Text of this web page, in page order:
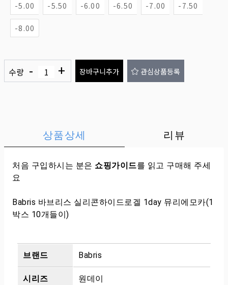
-5.00 -5.50 -6.00 -6.50 -7.00 -7.50
-8.00
수량 - + 장바구니추가 관심상품등록
상품상세 리뷰
처음 구입하시는 분은 쇼핑가이드를 읽고 구매해 주세
요
Babris 바브리스 실리콘하이드로겔 1day 뮤리에모카(1
박스 10개들이)
브랜드 Babris
시리즈 원데이